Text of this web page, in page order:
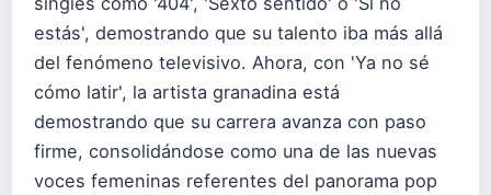
estás', demostrando que su talento iba más allá
del fenómeno televisivo. Ahora, con 'Ya no sé
cómo latir', la artista granadina está
demostrando que su carrera avanza con paso
firme, consolidándose como una de las nuevas
voces femeninas referentes del panorama pop